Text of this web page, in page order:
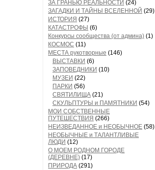
ЗА ГРАНЬЮ РЕАЛЬНОСТИ (24)
ЗАГАДКИ И ТАЙНЫ ВСЕЛЕННОЙ (29)
ИСТОРИЯ (27)
КАТАСТРОФЫ (6)
Конкурсы сообщества (от админа) (1)
КОСМОС (11)
МЕСТА рукотворные (146)
ВЫСТАВКИ (6)
ЗАПОВЕДНИКИ (10)
МУЗЕИ (22)
ПАРКИ (56)
СВЯТИЛИЩА (21)
СКУЛЬПТУРЫ и ПАМЯТНИКИ (54)
МОИ СОБСТВЕННЫЕ
ПУТЕШЕСТВИЯ (266)
НЕИЗВЕДАННОЕ и НЕОБЫЧНОЕ (58)
НЕОБЫЧНЫЕ и ТАЛАНТЛИВЫЕ
ЛЮДИ (12)
О МОЕМ РОДНОМ ГОРОДЕ
(ДЕРЕВНЕ) (17)
ПРИРОДА (291)